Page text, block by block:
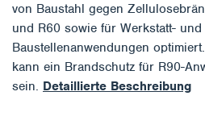
von Baustahl gegen
und R60 sowie für Werkstatt- und
Baustellenanwendungen
kann ein Brandschutz für R90-
sein. Detaillierte Beschreibung